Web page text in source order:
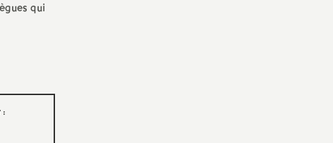
qui
: